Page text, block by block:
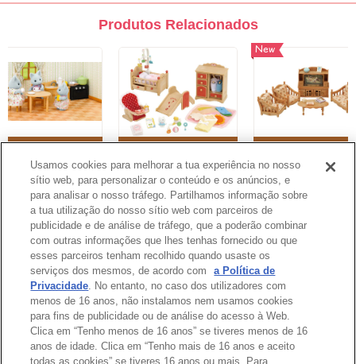
Produtos Relacionados
c/ Irmã Gato
New
Catálogo
Topo da Página
Usamos cookies para melhorar a tua experiência no nosso
sítio web, para personalizar o conteúdo e os anúncios, e
para analisar o nosso tráfego. Partilhamos informação sobre
a tua utilização do nosso sítio web com parceiros de
publicidade e de análise de tráfego, que a poderão combinar
com outras informações que lhes tenhas fornecido ou que
esses parceiros tenham recolhido quando usaste os
serviços dos mesmos, de acordo com
a Política de
Privacidade. No entanto, no caso dos utilizadores com
menos de 16 anos, não instalamos nem usamos cookies
para fins de publicidade ou de análise do acesso à Web.
Clica em “Tenho menos de 16 anos” se tiveres menos de 16
anos de idade. Clica em “Tenho mais de 16 anos e aceito
todas as cookies” se tiveres 16 anos ou mais. Para